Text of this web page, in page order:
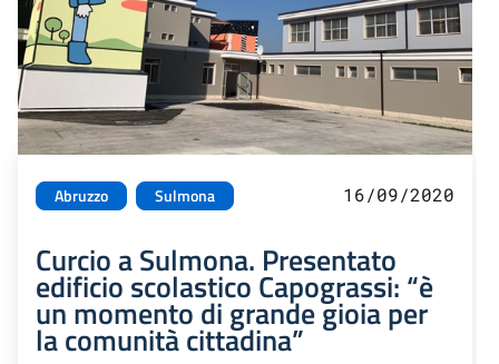
Abruzzo Sulmona 16/09/2020
Curcio a Sulmona. Presentato
edificio scolastico Capograssi: “è
un momento di grande gioia per
la comunità cittadina”